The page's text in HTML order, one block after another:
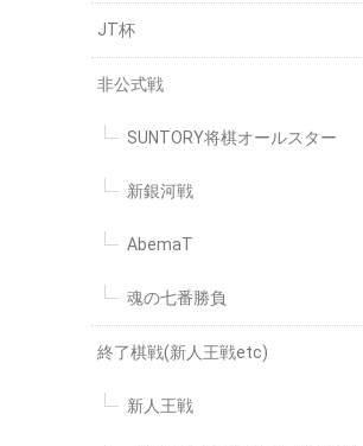
JT杯
非公式戦
SUNTORY将棋オールスター
新銀河戦
AbemaT
魂の七番勝負
終了棋戦(新人王戦etc)
新人王戦